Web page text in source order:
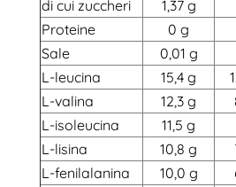
di cui zuccheri
1,37 g
Proteine
0 g
Sale
0,01 g
L-leucina
15,4 g
L-valina
12,3 g
L-isoleucina
11,5 g
L-lisina
10,8 g
L-fenilalanina
10,0 g